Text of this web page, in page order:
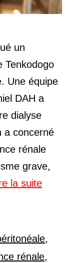
un
Tenkodogo
Une équipe
DAH a
dialyse
a concerné
rénale
grave,
la suite
,
rénale,